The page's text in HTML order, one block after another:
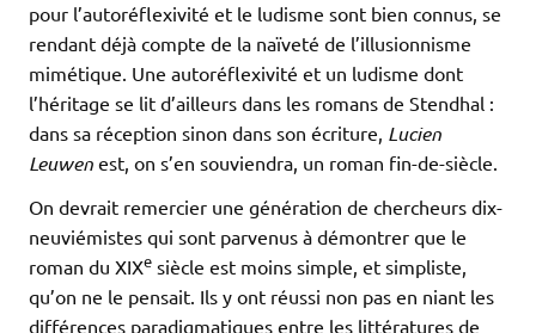
pour l’autoréflexivité et le ludisme sont bien connus, se
rendant déjà compte de la naïveté de l’illusionnisme
mimétique. Une autoréflexivité et un ludisme dont
l’héritage se lit d’ailleurs dans les romans de Stendhal :
dans sa réception sinon dans son écriture, Lucien
Leuwen est, on s’en souviendra, un roman fin-de-siècle.
On devrait remercier une génération de chercheurs dix-
neuviémistes qui sont parvenus à démontrer que le
roman du XIXe siècle est moins simple, et simpliste,
qu’on ne le pensait. Ils y ont réussi non pas en niant les
différences paradigmatiques entre les littératures de